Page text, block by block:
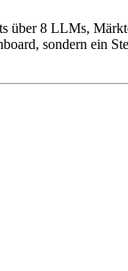
über 8 LLMs,
sondern ein